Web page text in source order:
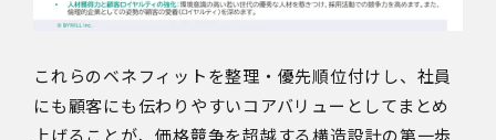
これらのベネフィットを整理・優先順位付けし、社員
にも顧客にも伝わりやすいコアバリューとしてまとめ
上げることが、価格競争を超越する構造設計の第一歩